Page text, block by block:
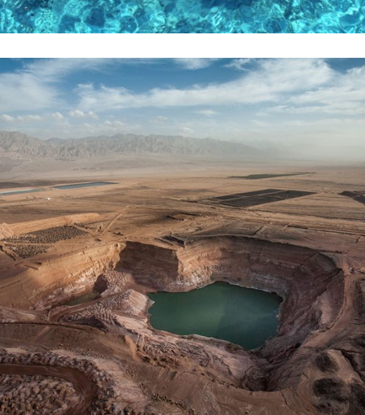
השביל הזה מתחיל כאן
הספר "בשביל השירים"- השביל הזה מתחיל כאן מסע זמר וצילום
לאורך שביל ישראל מאת: עופר גביש ודובי טל ״השביל הזה
קרא עוד ←